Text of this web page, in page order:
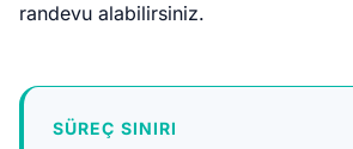
randevu alabilirsiniz.
SÜREÇ SINIRI